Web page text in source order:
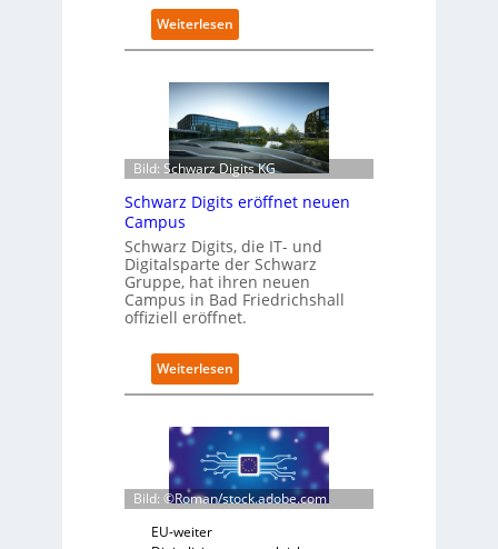
Weiterlesen:
R
t
r
o
f
i
t
-
a
t
e
n
s
u
b
r
i
n
t
e
Bild: Schwarz Digits KG
Schwarz Digits eröffnet neuen
Campus
Schwarz Digits, die IT- und
Digitalsparte der Schwarz
Gruppe, hat ihren neuen
Campus in Bad Friedrichshall
offiziell eröffnet.
Weiterlesen:
S
h
a
r
z
Bild: ©Roman/stock.adobe.com
EU-weiter